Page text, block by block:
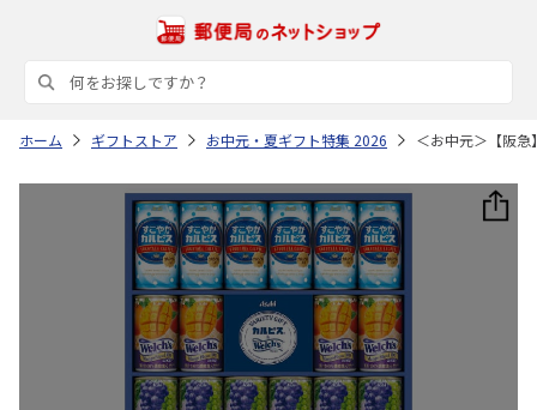
ホーム ギフトストア お中元・夏ギフト特集 2026 ＜お中元＞【阪